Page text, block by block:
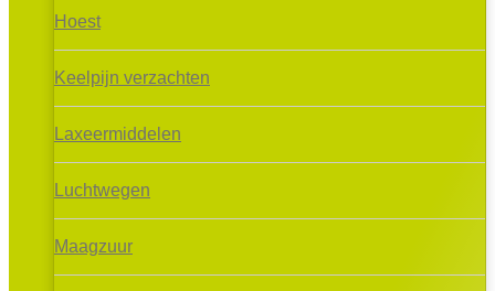
Hoest
Keelpijn verzachten
Laxeermiddelen
Luchtwegen
Maagzuur